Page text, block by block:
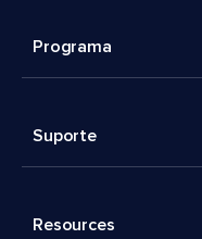
Programa
Suporte
Resources